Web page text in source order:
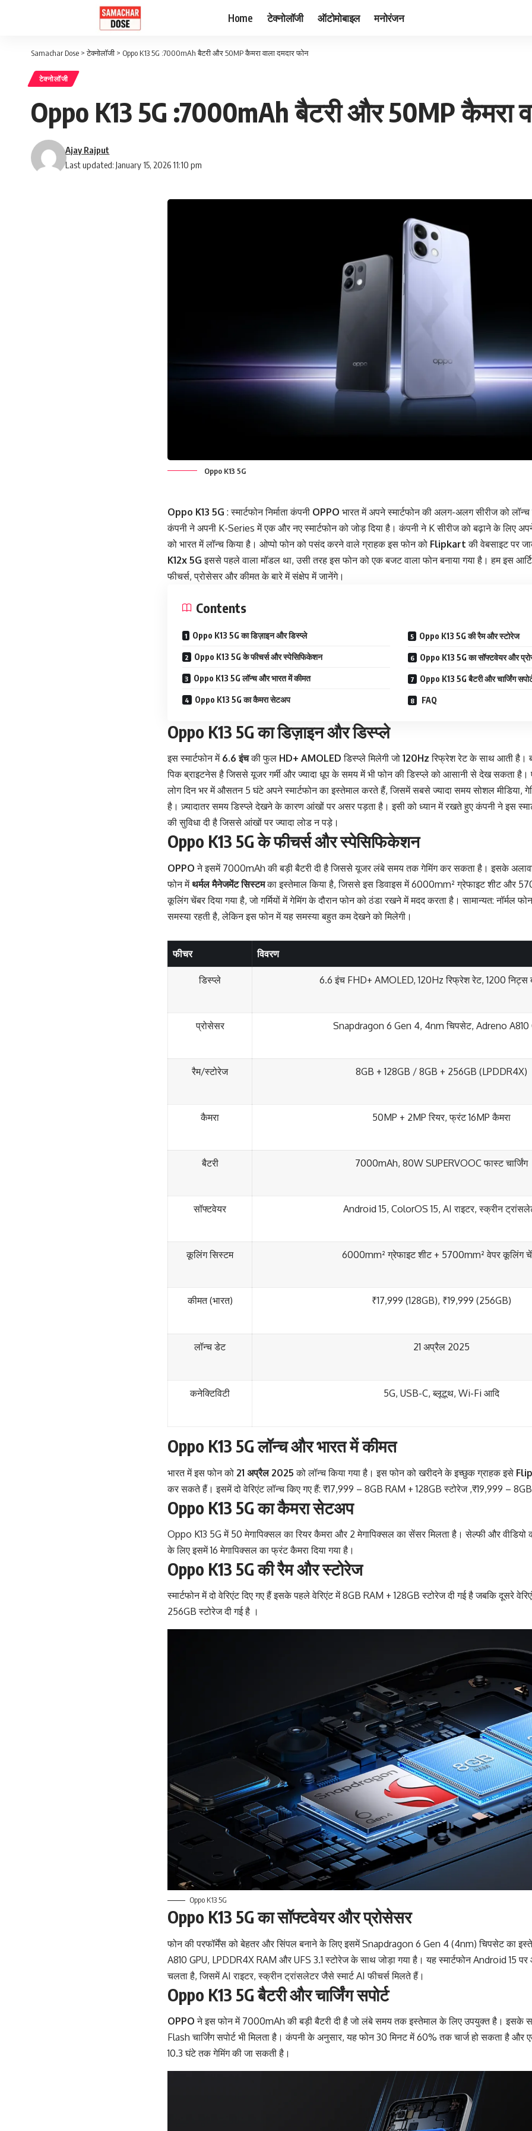
Home टेक्नोलॉजी ऑटोमोबाइल मनोरंजन
Samachar Dose >टेक्नोलॉजी > Oppo K13 5G :7000mAh बैटरी और 50MP कैमरा वाला दमदार फोन
टेक्नोलॉजी
Oppo K13 5G :7000mAh बैटरी और 50MP कैमरा
Last updated: January 15, 2026 11:10 pm
Ajay Rajput
Oppo K13 5G
Oppo K13 5G : स्मार्टफोन निर्माता कंपनी OPPO भारत में अपने स्मार्टफोन की अलग-अलग सीरीज को लॉन्च
कंपनी ने अपनी K-Series में एक और नए स्मार्टफोन को जोड़ दिया है। कंपनी ने K सीरीज को बढ़ाने के लिए
को भारत में लॉन्च किया है। ओप्पो फोन को पसंद करने वाले ग्राहक इस फोन को Flipkart की वेबसाइट पर
K12x 5G इससे पहले वाला मॉडल था, उसी तरह इस फोन को एक बजट वाला फोन बनाया गया है। हम इस
फीचर्स, प्रोसेसर और कीमत के बारे में संक्षेप में जानेंगे।
Contents
Oppo K13 5G का डिज़ाइन और डिस्प्ले
Oppo K13 5G के फीचर्स और स्पेसिफिकेशन
Oppo K13 5G लॉन्च और भारत में कीमत
Oppo K13 5G का कैमरा सेटअप
Oppo K13 5G की रैम और स्टोरेज
Oppo K13 5G का सॉफ्टवेयर और
Oppo K13 5G बैटरी और चार्जिंग
FAQ
Oppo K13 5G का डिज़ाइन और डिस्प्ले
इस स्मार्टफोन में 6.6 इंचकी फुल HD+ AMOLED डिस्प्ले मिलेगी जो 120Hz रिफ्रेश रेट के साथ आती है।
पिक ब्राइटनेस है जिससे यूजर गर्मी और ज्यादा धूप के समय में भी फोन की डिस्प्ले को आसानी से देख सकता है।
लोग दिन भर में औसतन 5 घंटे अपने स्मार्टफोन का इस्तेमाल करते हैं, जिसमें सबसे ज्यादा समय सोशल मीडिया,
है। ज़्यादातर समय डिस्प्ले देखने के कारण आंखों पर असर पड़ता है। इसी को ध्यान में रखते हुए कंपनी ने इस
की सुविधा दी है जिससे आंखों पर ज्यादा लोड न पड़े।
Oppo K13 5G के फीचर्स और स्पेसिफिकेशन
OPPO ने इसमें 7000mAh की बड़ी बैटरी दी है जिससे यूजर लंबे समय तक गेमिंग कर सकता है। इसके
फोन मेंथर्मल मैनेजमेंट सिस्टमका इस्तेमाल किया है, जिससे इस डिवाइस में 6000mm² ग्रेफाइट शीट और
कूलिंग चेंबर दिया गया है, जो गर्मियों में गेमिंग के दौरान फोन को ठंडा रखने में मदद करता है। सामान्यत: नॉर्मल
समस्या रहती है, लेकिन इस फोन में यह समस्या बहुत कम देखने को मिलेगी।
फीचर विवरण
डिस्प्ले 6.6 इंच FHD+ AMOLED, 120Hz रिफ्रेश रेट, 1200 निट्स
प्रोसेसर Snapdragon 6 Gen 4, 4nm चिपसेट, Adreno A810
रैम/स्टोरेज 8GB + 128GB / 8GB + 256GB (LPDDR4X)
कैमरा 50MP + 2MP रियर, फ्रंट 16MP कैमरा
बैटरी 7000mAh, 80W SUPERVOOC फास्ट चार्जिंग
सॉफ्टवेयर Android 15, ColorOS 15, AI राइटर, स्क्रीन
कूलिंग सिस्टम 6000mm² ग्रेफाइट शीट + 5700mm² वेपर कूलिंग
कीमत (भारत) ₹17,999 (128GB), ₹19,999 (256GB)
लॉन्च डेट 21 अप्रैल 2025
कनेक्टिविटी 5G, USB-C, ब्लूटूथ, Wi-Fi आदि
Oppo K13 5G लॉन्च और भारत में कीमत
भारत में इस फोन को 21 अप्रैल 2025 को लॉन्च किया गया है। इस फोन को खरीदने के इच्छुक ग्राहक इसे
कर सकते हैं। इसमें दो वेरिएंट लॉन्च किए गए हैं: ₹17,999 – 8GB RAM + 128GB स्टोरेज ,₹19,999 –
Oppo K13 5G का कैमरा सेटअप
Oppo K13 5G में 50 मेगापिक्सल का रियर कैमरा और 2 मेगापिक्सल का सेंसर मिलता है। सेल्फी और वीडियो
के लिए इसमें 16 मेगापिक्सल का फ्रंट कैमरा दिया गया है।
Oppo K13 5G की रैम और स्टोरेज
स्मार्टफोन में दो वेरिएंट दिए गए हैं इसके पहले वेरिएंट में 8GB RAM + 128GB स्टोरेज दी गई है जबकि दूसरे
256GB स्टोरेज दी गई है ।
Oppo K13 5G
Oppo K13 5G का सॉफ्टवेयर और प्रोसेसर
फोन की परफॉर्मेंस को बेहतर और सिंपल बनाने के लिए इसमें Snapdragon 6 Gen 4 (4nm) चिपसेट का
A810 GPU, LPDDR4X RAM और UFS 3.1 स्टोरेज के साथ जोड़ा गया है। यह स्मार्टफोन Android 15
चलता है, जिसमें AI राइटर, स्क्रीन ट्रांसलेटर जैसे स्मार्ट AI फीचर्स मिलते हैं।
Oppo K13 5G बैटरी और चार्जिंग सपोर्ट
OPPO ने इस फोन में 7000mAh की बड़ी बैटरी दी है जो लंबे समय तक इस्तेमाल के लिए उपयुक्त है। इसके
Flash चार्जिंग सपोर्ट भी मिलता है। कंपनी के अनुसार, यह फोन 30 मिनट में 60% तक चार्ज हो सकता है और
10.3 घंटे तक गेमिंग की जा सकती है।